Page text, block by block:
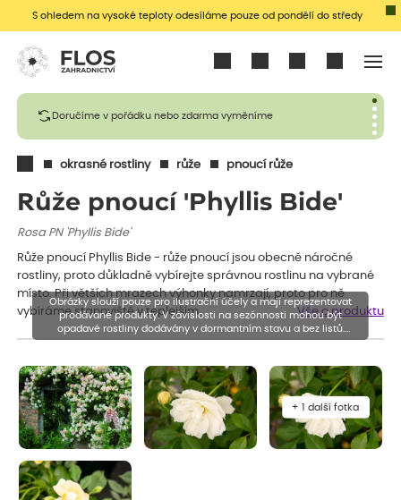
S ohledem na vysoké teploty odesíláme pouze od pondělí do středy
Doručíme v pořádku nebo zdarma vyměníme
okrasné rostliny růže pnoucí růže
Růže pnoucí 'Phyllis Bide'
Rosa PN 'Phyllis Bide'
Růže pnoucí Phyllis Bide - růže pnoucí jsou obecně náročné
rostliny, proto důkladně vybírejte správnou rostlinu na vybrané
místo. Při větších mrazech výhonky namrzají, proto pro ně
vybíráme stanoviště v teplejším…
Vše o produktu
Obrázky slouží pouze pro ilustrační účely a mají reprezentovat
prodávané produkty. V závislosti na sezónnosti mohou být
opadavé rostliny dodávány v dormantním stavu a bez listů.
Rostliny mohou být také sestřiženy níže, než je uvedená výška,
+ 1 další fotka